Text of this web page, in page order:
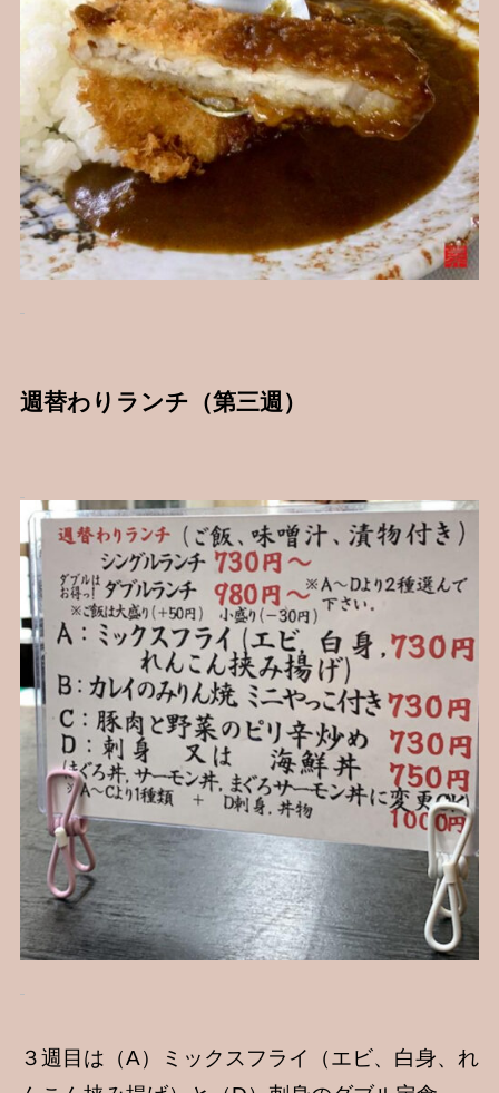
週替わりランチ（第三週）
３週目は（A）ミックスフライ（エビ、白身、れ